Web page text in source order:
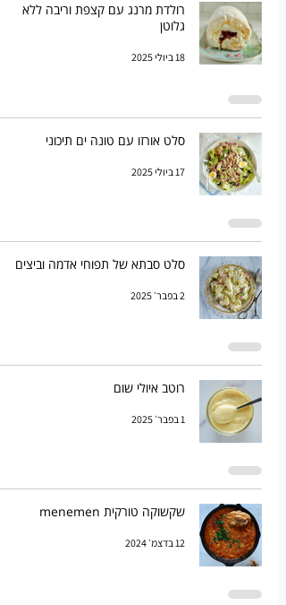
רולדת מרנג עם קצפת וריבה ללא
גלוטן
18 ביולי 2025
סלט אורזו עם טונה ים תיכוני
17 ביולי 2025
סלט סבתא של תפוחי אדמה וביצים
2 בפבר׳ 2025
רוטב איולי שום
1 בפבר׳ 2025
שקשוקה טורקית menemen
12 בדצמ׳ 2024